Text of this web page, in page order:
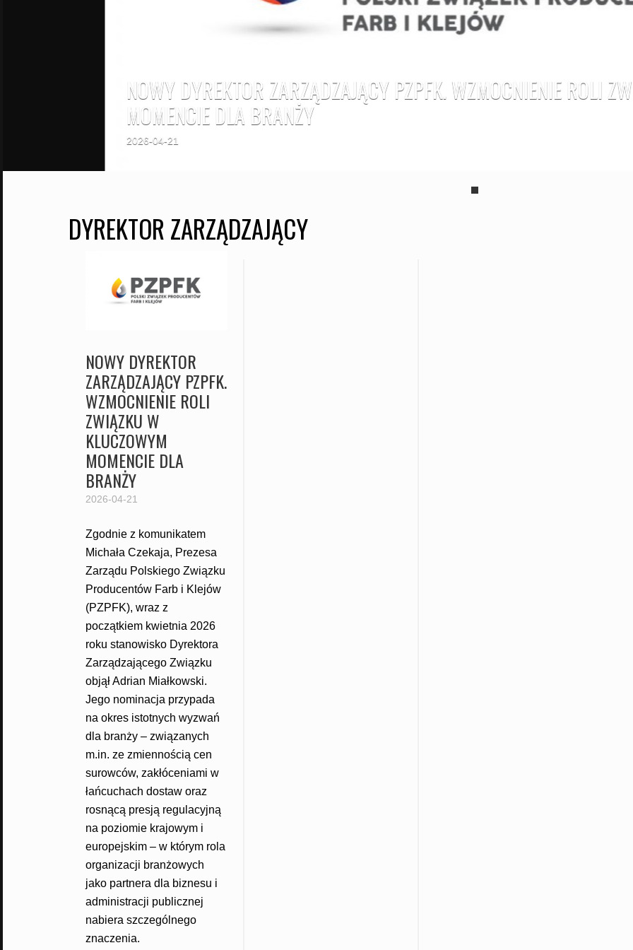
NOWY DYREKTOR ZARZĄDZAJĄCY PZPFK. WZMOCNIENIE ROLI
MOMENCIE DLA BRANŻY
2026-04-21
DYREKTOR ZARZĄDZAJĄCY
NOWY DYREKTOR
ZARZĄDZAJĄCY PZPFK.
WZMOCNIENIE ROLI
ZWIĄZKU W
KLUCZOWYM
MOMENCIE DLA
BRANŻY
2026-04-21
Zgodnie z komunikatem
Michała Czekaja, Prezesa
Zarządu Polskiego Związku
Producentów Farb i Klejów
(PZPFK), wraz z
początkiem kwietnia 2026
roku stanowisko Dyrektora
Zarządzającego Związku
objął Adrian Miałkowski.
Jego nominacja przypada
na okres istotnych wyzwań
dla branży – związanych
m.in. ze zmiennością cen
surowców, zakłóceniami w
łańcuchach dostaw oraz
rosnącą presją regulacyjną
na poziomie krajowym i
europejskim – w którym rola
organizacji branżowych
jako partnera dla biznesu i
administracji publicznej
nabiera szczególnego
znaczenia.